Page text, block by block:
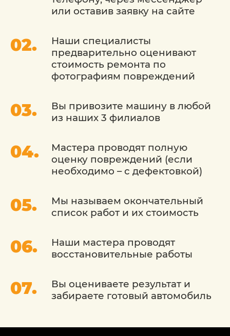
восстановлении кузовов. Наши мастера
обучены искусству кузовного ремонта и
Использование оригинальных деталей: Мы
гарантируем использование оригинальных
запасных деталей, чтобы восстановить ваш
автомобиль до заводского стандарта.
оборудованы последними технологиями и
инструментами, что позволяет нам
Гарантия качества: Мы уверены в качестве
наших услуг и предоставляем гарантию на
выполненную работу.
Сервис «Детейлингофъ» - это место, где
ваш автомобиль будет восстановлен до
сохранить его внешний вид и ценность,
что позволит вам наслаждаться
или оставив заявку на сайте
Наши специалисты
предварительно оценивают
стоимость ремонта по
фотографиям повреждений
Вы привозите машину в любой
из наших 3 филиалов
Мастера проводят полную
оценку повреждений (если
необходимо – с дефектовкой)
Мы называем окончательный
список работ и их стоимость
Наши мастера проводят
восстановительные работы
Вы оцениваете результат и
забираете готовый автомобиль